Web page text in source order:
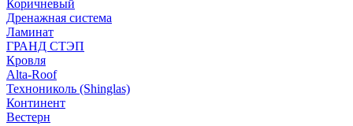
Коричневый
Дренажная система
Ламинат
ГРАНД СТЭП
Кровля
Alta-Roof
Технониколь (Shinglas)
Континент
Вестерн